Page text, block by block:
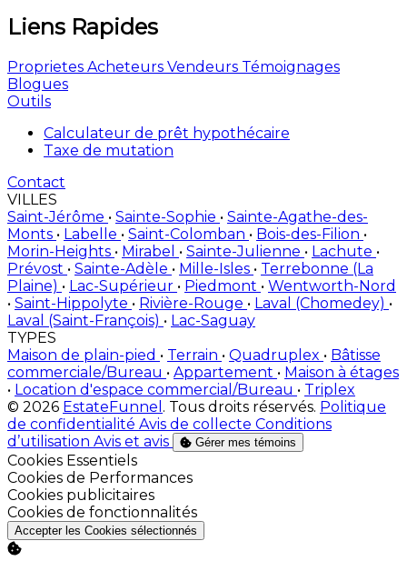
Liens Rapides
Proprietes Acheteurs Vendeurs Témoignages
Blogues
Outils
Calculateur de prêt hypothécaire
Taxe de mutation
Contact
VILLES
Saint-Jérôme • Sainte-Sophie • Sainte-Agathe-des-
Monts • Labelle • Saint-Colomban • Bois-des-Filion •
Morin-Heights • Mirabel • Sainte-Julienne • Lachute •
Prévost • Sainte-Adèle • Mille-Isles • Terrebonne (La
Plaine) • Lac-Supérieur • Piedmont • Wentworth-Nord
• Saint-Hippolyte • Rivière-Rouge • Laval (Chomedey) •
Laval (Saint-François) • Lac-Saguay
TYPES
Maison de plain-pied • Terrain • Quadruplex • Bâtisse
commerciale/Bureau • Appartement • Maison à étages
• Location d'espace commercial/Bureau • Triplex
© 2026 EstateFunnel . Tous droits réservés. Politique
de confidentialité Avis de collecte Conditions
d’utilisation Avis et avis Gérer mes témoins
Activer
Cookies Essentiels
Activer
Cookies de Performances
Activer
Cookies publicitaires
Activer
Cookies de fonctionnalités
Accepter les Cookies sélectionnés